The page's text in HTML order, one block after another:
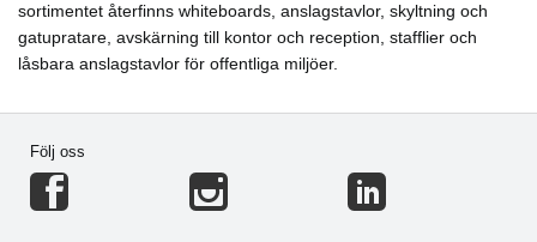
sortimentet återfinns whiteboards, anslagstavlor, skyltning och
gatupratare, avskärning till kontor och reception, stafflier och
låsbara anslagstavlor för offentliga miljöer.
Följ oss